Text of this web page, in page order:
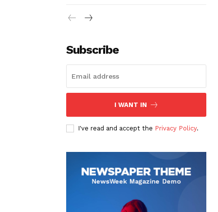
Subscribe
I WANT IN
I've read and accept the Privacy Policy.